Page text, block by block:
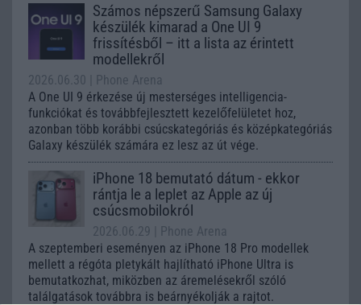
Számos népszerű Samsung Galaxy
készülék kimarad a One UI 9
frissítésből – itt a lista az érintett
modellekről
2026.06.30
| Phone Arena
A One UI 9 érkezése új mesterséges intelligencia-
funkciókat és továbbfejlesztett kezelőfelületet hoz,
azonban több korábbi csúcskategóriás és középkategóriás
Galaxy készülék számára ez lesz az út vége.
iPhone 18 bemutató dátum - ekkor
rántja le a leplet az Apple az új
csúcsmobilokról
2026.06.29
| Phone Arena
A szeptemberi eseményen az iPhone 18 Pro modellek
mellett a régóta pletykált hajlítható iPhone Ultra is
bemutatkozhat, miközben az áremelésekről szóló
találgatások továbbra is beárnyékolják a rajtot.